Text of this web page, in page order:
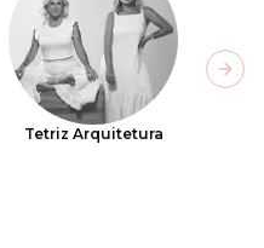
Tetriz Arquitetura